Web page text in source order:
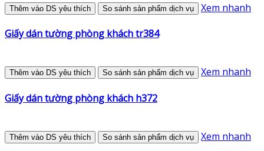
Thêm vào DS yêu thích So sánh sản phẩm dịch vụ Xem nhanh
Giấy dán tường phòng khách tr384
Thêm vào DS yêu thích So sánh sản phẩm dịch vụ Xem nhanh
Giấy dán tường phòng khách h372
Thêm vào DS yêu thích So sánh sản phẩm dịch vụ Xem nhanh